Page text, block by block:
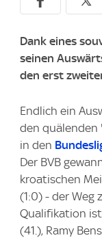
Dank eines
seinen
den erst
Endlich ein
den
in den
Der BVB
kroatischen
(1:0) - der Weg
Qualifikation
(41.), Ramy